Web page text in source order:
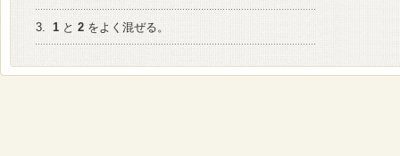
3. 1と 2をよく混ぜる。